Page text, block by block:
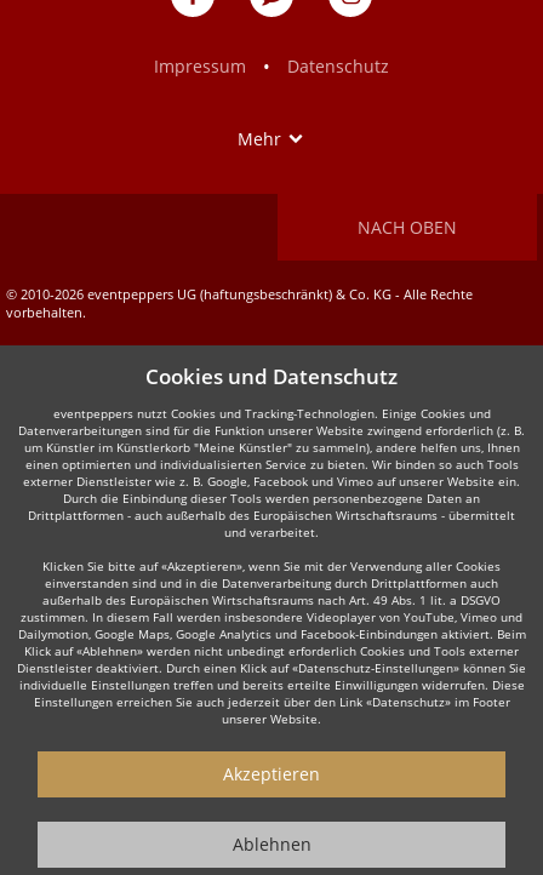
Impressum
• Datenschutz
Mehr
NACH OBEN
© 2010-2026 eventpeppers UG (haftungsbeschränkt) & Co. KG - Alle Rechte
vorbehalten.
Cookies und Datenschutz
eventpeppers nutzt Cookies und Tracking-Technologien. Einige Cookies und
Datenverarbeitungen sind für die Funktion unserer Website zwingend erforderlich (z. B.
um Künstler im Künstlerkorb "Meine Künstler" zu sammeln), andere helfen uns, Ihnen
einen optimierten und individualisierten Service zu bieten. Wir binden so auch Tools
externer Dienstleister wie z. B. Google, Facebook und Vimeo auf unserer Website ein.
Durch die Einbindung dieser Tools werden personenbezogene Daten an
Drittplattformen - auch außerhalb des Europäischen Wirtschaftsraums - übermittelt
und verarbeitet.
Klicken Sie bitte auf «Akzeptieren», wenn Sie mit der Verwendung aller Cookies
einverstanden sind und in die Datenverarbeitung durch Drittplattformen auch
außerhalb des Europäischen Wirtschaftsraums nach Art. 49 Abs. 1 lit. a DSGVO
zustimmen. In diesem Fall werden insbesondere Videoplayer von YouTube, Vimeo und
Dailymotion, Google Maps, Google Analytics und Facebook-Einbindungen aktiviert. Beim
Klick auf «Ablehnen» werden nicht unbedingt erforderlich Cookies und Tools externer
Dienstleister deaktiviert. Durch einen Klick auf «Datenschutz-Einstellungen» können Sie
individuelle Einstellungen treffen und bereits erteilte Einwilligungen widerrufen. Diese
Einstellungen erreichen Sie auch jederzeit über den Link «Datenschutz» im Footer
unserer Website.
Akzeptieren
Ablehnen